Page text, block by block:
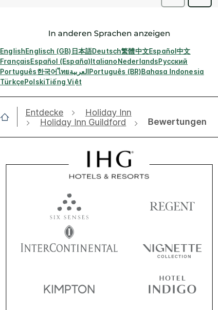
In anderen Sprachen anzeigen
EnglishEnglisch (GB) 日本語Deutsch繁體中文Español中文
FrançaisEspañol (España)ItalianoNederlandsРусский
Português한국어ไทยالعربيةPortuguês (BR)Bahasa Indonesia
TürkçePolskiTiếng Việt
Entdecke
Holiday Inn
Holiday Inn Guildford
Bewertungen